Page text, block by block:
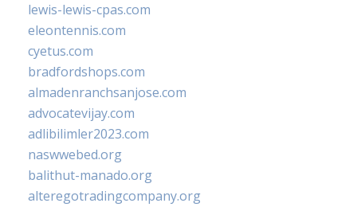
lewis-lewis-cpas.com
eleontennis.com
cyetus.com
bradfordshops.com
almadenranchsanjose.com
advocatevijay.com
adlibilimler2023.com
naswwebed.org
balithut-manado.org
alteregotradingcompany.org